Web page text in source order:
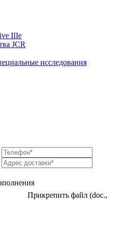
IIIe
JCR
исследования
Прикрепить файл (doc.,